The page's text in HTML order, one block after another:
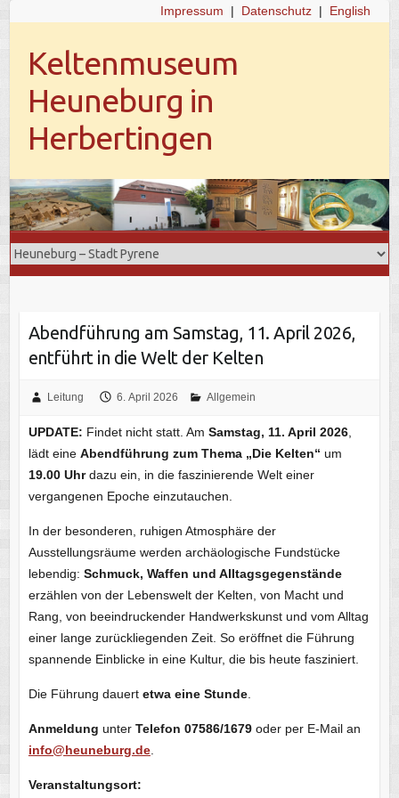
Impressum | Datenschutz| English
Keltenmuseum
Heuneburg in
Herbertingen
Abendführung am Samstag, 11. April 2026,
entführt in die Welt der Kelten
Leitung 6. April 2026 Allgemein
UPDATE: Findet nicht statt. Am Samstag, 11. April 2026,
lädt eine Abendführung zum Thema „Die Kelten“ um
19.00 Uhrdazu ein, in die faszinierende Welt einer
vergangenen Epoche einzutauchen.
In der besonderen, ruhigen Atmosphäre der
Ausstellungsräume werden archäologische Fundstücke
lebendig: Schmuck, Waffen und Alltagsgegenstände
erzählen von der Lebenswelt der Kelten, von Macht und
Rang, von beeindruckender Handwerkskunst und vom Alltag
einer lange zurückliegenden Zeit. So eröffnet die Führung
spannende Einblicke in eine Kultur, die bis heute fasziniert.
Die Führung dauert etwa eine Stunde.
Anmeldung unter Telefon 07586/1679oder per E-Mail an
info@heuneburg.de.
Veranstaltungsort: